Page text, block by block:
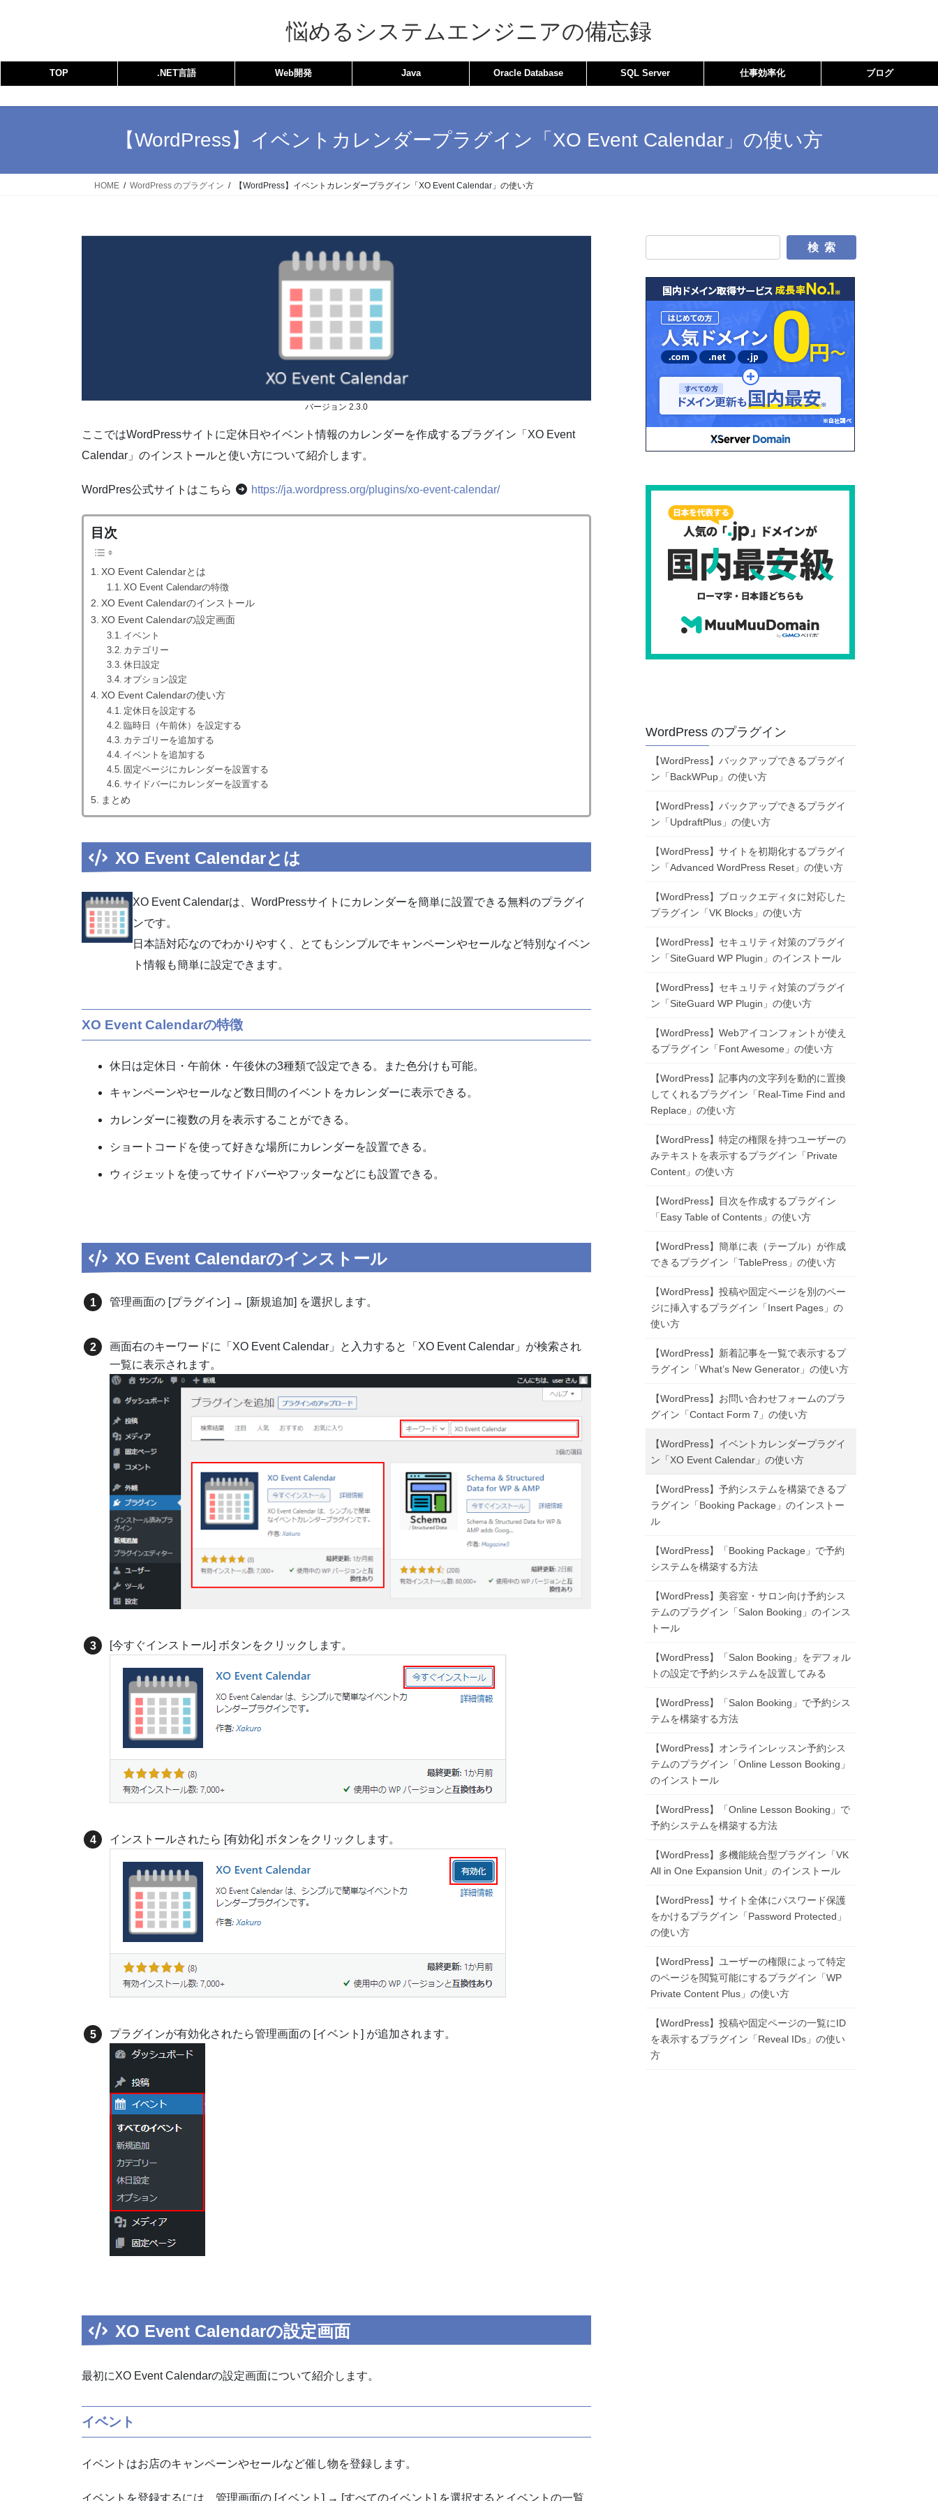
ス
ン
悩めるシステムエンジニアの備忘録
TOP .NET言語 Web開発 Java Oracle Database SQL Server 仕事効率化 ブログ
【WordPress】イベントカレンダープラグイン「XO Event Calendar」の使い方
HOME WordPress のプラグイン 【WordPress】イベントカレンダープラグイン「XO Event Calendar」の使い方
バージョン 2.3.0
ここではWordPressサイトに定休日やイベント情報のカレンダーを作成するプラグイン「XO Event
Calendar」のインストールと使い方について紹介します。
WordPres公式サイトはこちら https://ja.wordpress.org/plugins/xo-event-calendar/
目次
XO Event Calendarとは
XO Event Calendarの特徴
XO Event Calendarのインストール
XO Event Calendarの設定画面
イベント
カテゴリー
休日設定
オプション設定
XO Event Calendarの使い方
定休日を設定する
臨時日（午前休）を設定する
カテゴリーを追加する
イベントを追加する
固定ページにカレンダーを設置する
サイドバーにカレンダーを設置する
まとめ
XO Event Calendarとは
XO Event Calendarは、WordPressサイトにカレンダーを簡単に設置できる無料のプラグイ
ンです。
日本語対応なのでわかりやすく、とてもシンプルでキャンペーンやセールなど特別なイベン
ト情報も簡単に設定できます。
XO Event Calendarの特徴
休日は定休日・午前休・午後休の3種類で設定できる。また色分けも可能。
キャンペーンやセールなど数日間のイベントをカレンダーに表示できる。
カレンダーに複数の月を表示することができる。
ショートコードを使って好きな場所にカレンダーを設置できる。
ウィジェットを使ってサイドバーやフッターなどにも設置できる。
XO Event Calendarのインストール
管理画面の [プラグイン] → [新規追加] を選択します。
画面右のキーワードに「XO Event Calendar」と入力すると「XO Event Calendar」が検索され
一覧に表示されます。
[今すぐインストール] ボタンをクリックします。
インストールされたら [有効化] ボタンをクリックします。
プラグインが有効化されたら管理画面の [イベント] が追加されます。
XO Event Calendarの設定画面
最初にXO Event Calendarの設定画面について紹介します。
イベント
イベントはお店のキャンペーンやセールなど催し物を登録します。
イベントを登録するには、管理画面の [イベント] → [すべてのイベント] を選択するとイベントの一覧
WordPress のプラグイン
【WordPress】バックアップできるプラグイ
ン「BackWPup」の使い方
【WordPress】バックアップできるプラグイ
ン「UpdraftPlus」の使い方
【WordPress】サイトを初期化するプラグイ
ン「Advanced WordPress Reset」の使い方
【WordPress】ブロックエディタに対応した
プラグイン「VK Blocks」の使い方
【WordPress】セキュリティ対策のプラグイ
ン「SiteGuard WP Plugin」のインストール
【WordPress】セキュリティ対策のプラグイ
ン「SiteGuard WP Plugin」の使い方
【WordPress】Webアイコンフォントが使え
るプラグイン「Font Awesome」の使い方
【WordPress】記事内の文字列を動的に置換
してくれるプラグイン「Real-Time Find and
Replace」の使い方
【WordPress】特定の権限を持つユーザーの
みテキストを表示するプラグイン「Private
Content」の使い方
【WordPress】目次を作成するプラグイン
「Easy Table of Contents」の使い方
【WordPress】簡単に表（テーブル）が作成
できるプラグイン「TablePress」の使い方
【WordPress】投稿や固定ページを別のペー
ジに挿入するプラグイン「Insert Pages」の
使い方
【WordPress】新着記事を一覧で表示するプ
ラグイン「What’s New Generator」の使い方
【WordPress】お問い合わせフォームのプラ
グイン「Contact Form 7」の使い方
【WordPress】イベントカレンダープラグイ
ン「XO Event Calendar」の使い方
【WordPress】予約システムを構築できるプ
ラグイン「Booking Package」のインストー
ル
【WordPress】「Booking Package」で予約
システムを構築する方法
【WordPress】美容室・サロン向け予約シス
テムのプラグイン「Salon Booking」のインス
トール
【WordPress】「Salon Booking」をデフォル
トの設定で予約システムを設置してみる
【WordPress】「Salon Booking」で予約シス
テムを構築する方法
【WordPress】オンラインレッスン予約シス
テムのプラグイン「Online Lesson Booking」
のインストール
【WordPress】「Online Lesson Booking」で
予約システムを構築する方法
【WordPress】多機能統合型プラグイン「VK
All in One Expansion Unit」のインストール
【WordPress】サイト全体にパスワード保護
をかけるプラグイン「Password Protected」
の使い方
【WordPress】ユーザーの権限によって特定
のページを閲覧可能にするプラグイン「WP
Private Content Plus」の使い方
【WordPress】投稿や固定ページの一覧にID
を表示するプラグイン「Reveal IDs」の使い
方